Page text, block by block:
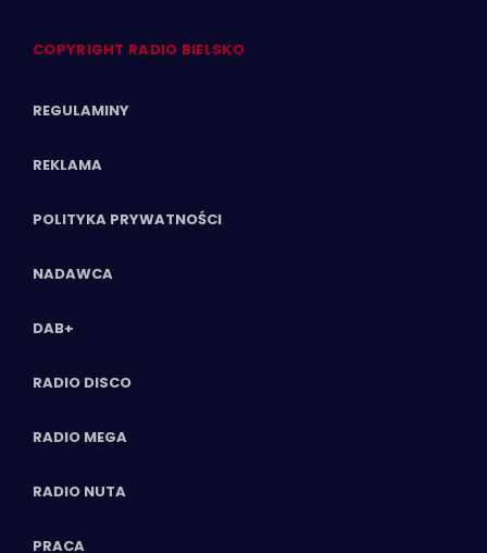
COPYRIGHT RADIO BIELSKO
REGULAMINY
REKLAMA
POLITYKA PRYWATNOŚCI
NADAWCA
DAB+
RADIO DISCO
RADIO MEGA
RADIO NUTA
PRACA